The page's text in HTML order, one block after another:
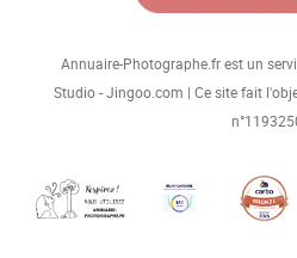
Annuaire-Photographe.fr est un
Studio - Jingoo.com | Ce site fait